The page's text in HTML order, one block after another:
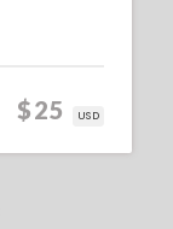
$25 USD